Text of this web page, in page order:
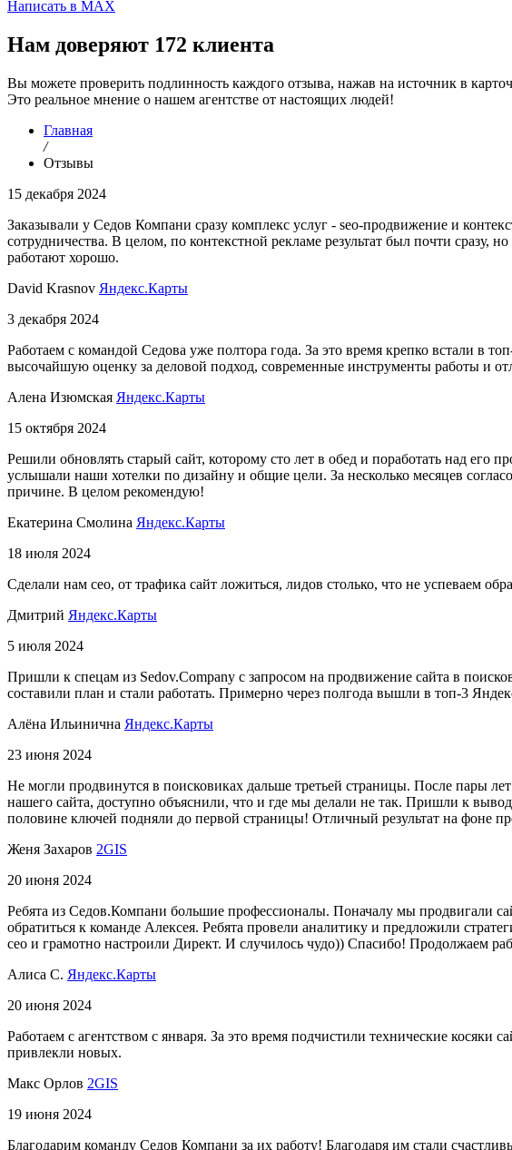
Написать в MAX
Нам доверяют 172 клиента
Вы можете проверить подлинность каждого отзыва, нажав на источник в
Это реальное мнение о нашем агентстве от настоящих людей!
Главная
/
Отзывы
15 декабря 2024
Заказывали у Седов Компани сразу комплекс услуг - seo-продвижение и
сотрудничества. В целом, по контекстной рекламе результат был почти
работают хорошо.
David Krasnov Яндекс.Карты
3 декабря 2024
Работаем с командой Седова уже полтора года. За это время крепко встали в
высочайшую оценку за деловой подход, современные инструменты работы и
Алена Изюмская Яндекс.Карты
15 октября 2024
Решили обновлять старый сайт, которому сто лет в обед и поработать над
услышали наши хотелки по дизайну и общие цели. За несколько месяцев
причине. В целом рекомендую!
Екатерина Смолина Яндекс.Карты
18 июля 2024
Сделали нам сео, от трафика сайт ложиться, лидов столько, что не успеваем
Дмитрий Яндекс.Карты
5 июля 2024
Пришли к спецам из Sedov.Company с запросом на продвижение сайта в
составили план и стали работать. Примерно через полгода вышли в топ-3
Алёна Ильинична Яндекс.Карты
23 июня 2024
Не могли продвинутся в поисковиках дальше третьей страницы. После пары
нашего сайта, доступно объяснили, что и где мы делали не так. Пришли к
половине ключей подняли до первой страницы! Отличный результат на фоне
Женя Захаров 2GIS
20 июня 2024
Ребята из Седов.Компани большие профессионалы. Поначалу мы продвигали
обратиться к команде Алексея. Ребята провели аналитику и предложили
сео и грамотно настроили Директ. И случилось чудо)) Спасибо! Продолжаем
Алиса С. Яндекс.Карты
20 июня 2024
Работаем с агентством с января. За это время подчистили технические косяки
привлекли новых.
Макс Орлов 2GIS
19 июня 2024
Благодарим команду Седов Компани за их работу! Благодаря им стали